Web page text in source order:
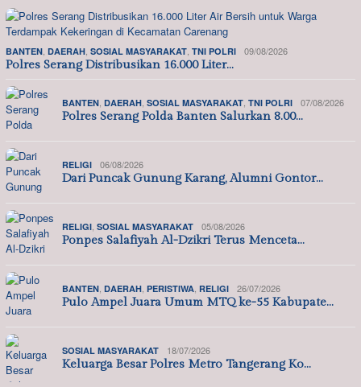
BANTEN, DAERAH, SOSIAL MASYARAKAT, TNI POLRI 09/08/2026
Polres Serang Distribusikan 16.000 Liter…
BANTEN, DAERAH, SOSIAL MASYARAKAT, TNI POLRI 07/08/2026
Polres Serang Polda Banten Salurkan 8.00…
RELIGI 06/08/2026
Dari Puncak Gunung Karang, Alumni Gontor…
RELIGI, SOSIAL MASYARAKAT 05/08/2026
Ponpes Salafiyah Al-Dzikri Terus Menceta…
BANTEN, DAERAH, PERISTIWA, RELIGI 26/07/2026
Pulo Ampel Juara Umum MTQ ke-55 Kabupate…
SOSIAL MASYARAKAT 18/07/2026
Keluarga Besar Polres Metro Tangerang Ko…